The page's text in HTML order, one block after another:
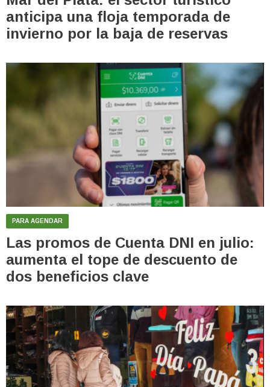
anticipa una floja temporada de
invierno por la baja de reservas
PARA AGENDAR
Las promos de Cuenta DNI en julio:
aumenta el tope de descuento de
dos beneficios clave